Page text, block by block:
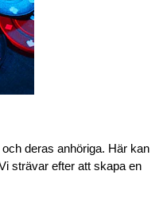
deras anhöriga. Här kan
strävar efter att skapa en